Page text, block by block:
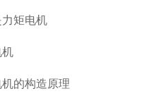
矩电机
机
的构造原理